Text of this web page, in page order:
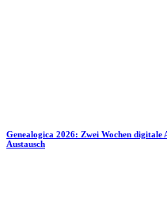
Genealogica 2026: Zwei Wochen
Austausch